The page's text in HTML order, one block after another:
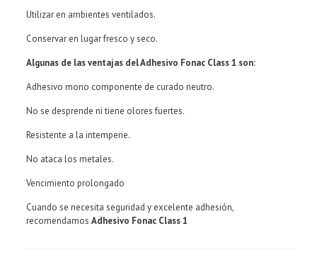
Utilizar en ambientes ventilados.
Conservar en lugar fresco y seco.
Algunas de las ventajas del Adhesivo Fonac Class 1 son:
Adhesivo mono componente de curado neutro.
No se desprende ni tiene olores fuertes.
Resistente a la intemperie.
No ataca los metales.
Vencimiento prolongado
Cuando se necesita seguridad y excelente adhesión,
recomendamos Adhesivo Fonac Class 1